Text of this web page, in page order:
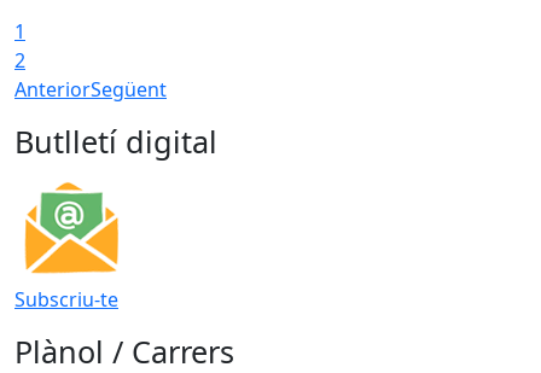
1
2
AnteriorSegüent
Butlletí digital
Subscriu-te
Plànol / Carrers